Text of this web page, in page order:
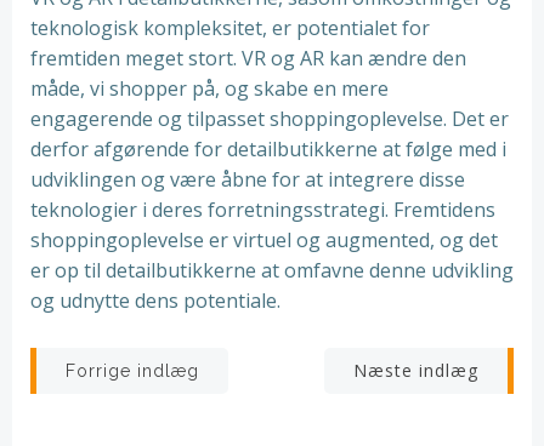
teknologisk kompleksitet, er potentialet for
fremtiden meget stort. VR og AR kan ændre den
måde, vi shopper på, og skabe en mere
engagerende og tilpasset shoppingoplevelse. Det er
derfor afgørende for detailbutikkerne at følge med i
udviklingen og være åbne for at integrere disse
teknologier i deres forretningsstrategi. Fremtidens
shoppingoplevelse er virtuel og augmented, og det
er op til detailbutikkerne at omfavne denne udvikling
og udnytte dens potentiale.
Indlægsnavigation
Forrige indlæg Næste indlæg